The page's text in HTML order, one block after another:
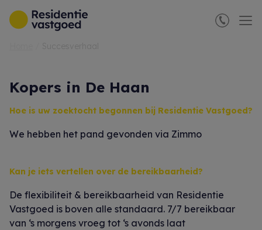
Menu overslaan en naar de inhoud gaan
Kopers in De Haan
Hoe is uw zoektocht begonnen bij Residentie Vastgoed?
We hebben het pand gevonden via Zimmo
Kan je iets vertellen over de bereikbaarheid?
De flexibiliteit & bereikbaarheid van Residentie
Vastgoed is boven alle standaard. 7/7 bereikbaar
van ‘s morgens vroeg tot ‘s avonds laat